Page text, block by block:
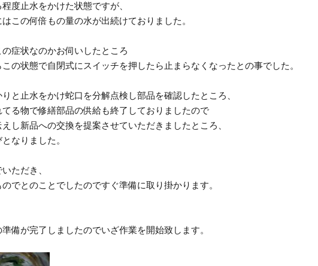
度止水をかけた状態ですが、
この何倍もの量の水が出続けておりました。
症状なのかお伺いしたところ
の状態で自閉式にスイッチを押したら止まらなくなったとの事でした。
と止水をかけ蛇口を分解点検し部品を確認したところ、
てる物で修繕部品の供給も終了しておりましたので
し新品への交換を提案させていただきましたところ、
なりました。
ただき、
でとのことでしたのですぐ準備に取り掛かります。
備が完了しましたのでいざ作業を開始致します。